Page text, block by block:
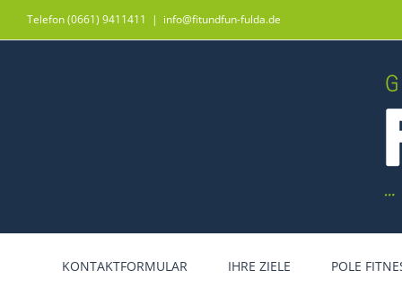
Telefon (0661) 9411411 | info@fitundfun-fulda.de
KONTAKTFORMULAR IHRE ZIELE POLE